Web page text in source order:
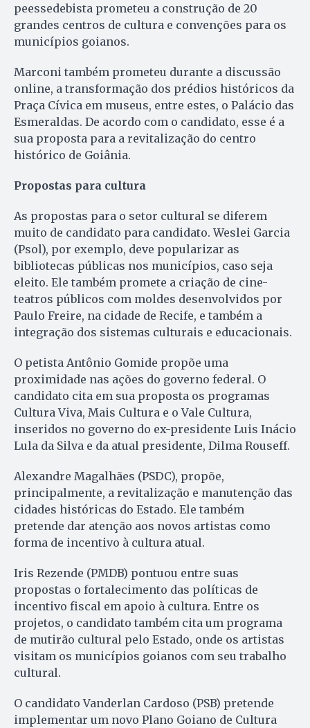
peessedebista prometeu a construção de 20
grandes centros de cultura e convenções para os
municípios goianos.
Marconi também prometeu durante a discussão
online, a transformação dos prédios históricos da
Praça Cívica em museus, entre estes, o Palácio das
Esmeraldas. De acordo com o candidato, esse é a
sua proposta para a revitalização do centro
histórico de Goiânia.
Propostas para cultura
As propostas para o setor cultural se diferem
muito de candidato para candidato. Weslei Garcia
(Psol), por exemplo, deve popularizar as
bibliotecas públicas nos municípios, caso seja
eleito. Ele também promete a criação de cine-
teatros públicos com moldes desenvolvidos por
Paulo Freire, na cidade de Recife, e também a
integração dos sistemas culturais e educacionais.
O petista Antônio Gomide propõe uma
proximidade nas ações do governo federal. O
candidato cita em sua proposta os programas
Cultura Viva, Mais Cultura e o Vale Cultura,
inseridos no governo do ex-presidente Luis Inácio
Lula da Silva e da atual presidente, Dilma Rouseff.
Alexandre Magalhães (PSDC), propõe,
principalmente, a revitalização e manutenção das
cidades históricas do Estado. Ele também
pretende dar atenção aos novos artistas como
forma de incentivo à cultura atual.
Iris Rezende (PMDB) pontuou entre suas
propostas o fortalecimento das políticas de
incentivo fiscal em apoio à cultura. Entre os
projetos, o candidato também cita um programa
de mutirão cultural pelo Estado, onde os artistas
visitam os municípios goianos com seu trabalho
cultural.
O candidato Vanderlan Cardoso (PSB) pretende
implementar um novo Plano Goiano de Cultura